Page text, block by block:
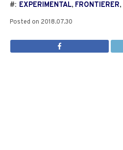
#: EXPERIMENTAL, FRONTIERER,
Posted on 2018.07.30